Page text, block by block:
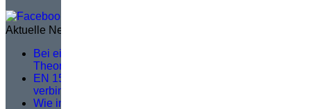
Aktuelle News
Bei einer guten Serviceschulung geht es nicht um
Theorie, sondern darum, was vor Ort passiert
EN 1570-1:2024 wird für die CE-Kennzeichnung
verbindlich – Was Sie wissen müssen
Wie intelligente schienengebundene